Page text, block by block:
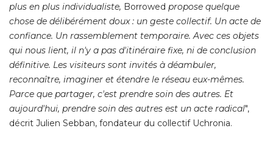
plus en plus individualiste, Borrowed propose quelque
chose de délibérément doux : un geste collectif. Un acte de
confiance. Un rassemblement temporaire. Avec ces objets
qui nous lient, il n'y a pas d'itinéraire fixe, ni de conclusion
définitive. Les visiteurs sont invités à déambuler,
reconnaître, imaginer et étendre le réseau eux-mêmes.
Parce que partager, c'est prendre soin des autres. Et
aujourd'hui, prendre soin des autres est un acte radical",
décrit Julien Sebban, fondateur du collectif Uchronia.